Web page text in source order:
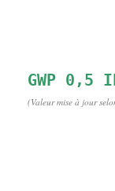
(Valeur mise à jour